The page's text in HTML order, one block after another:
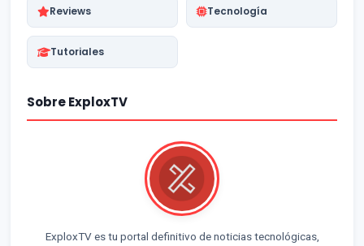
Reviews Tecnología
Tutoriales
Sobre ExploxTV
ExploxTV es tu portal definitivo de noticias tecnológicas,